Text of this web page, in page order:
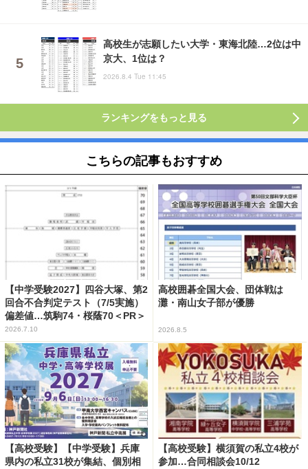
高校生が志願したい大学・東海北陸…2位は中
京大、1位は？
2026.8.4 Tue 11:45
ランキングをもっと見る
こちらの記事もおすすめ
【中学受験2027】四谷大塚、第2
回合不合判定テスト（7/5実施）
偏差値…筑駒74・桜蔭70＜PR＞
2026.7.10
高校囲碁全国大会、団体戦は
灘・南山女子部が優勝
2026.8.5
【高校受験】【中学受験】兵庫
県内の私立31校が集結、個別相
【高校受験】横須賀の私立4校が
参加…合同相談会10/12